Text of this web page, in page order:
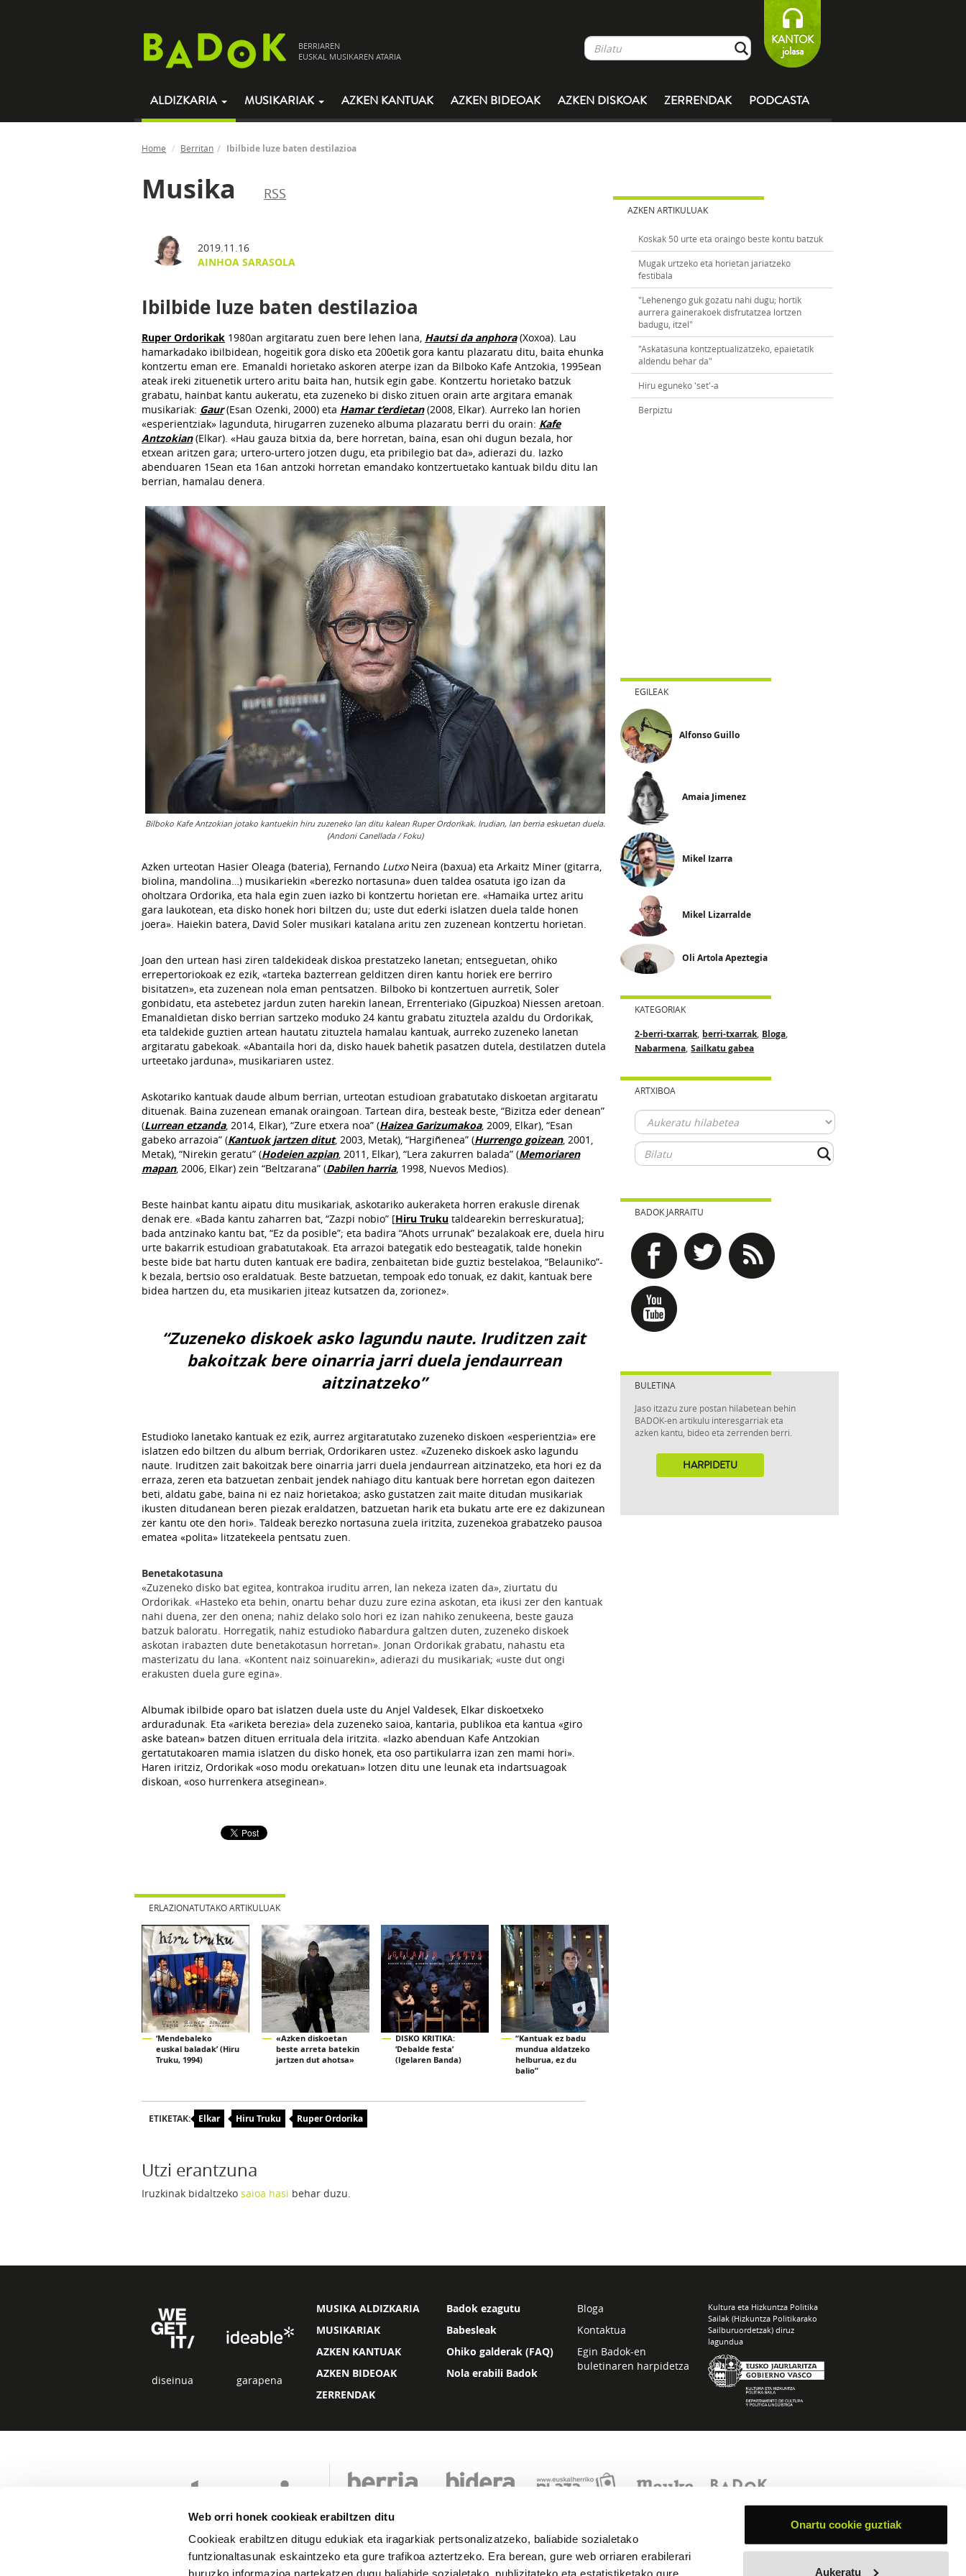
Web orri honek cookieak erabiltzen ditu
Cookieak erabiltzen ditugu edukiak eta iragarkiak pertsonalizatzeko, baliabide sozialetako
funtzionaltasunak eskaintzeko eta gure trafikoa aztertzeko. Era berean, gure web orriaren erabilerari
buruzko informazioa partekatzen dugu baliabide sozialetako, publizitateko eta estatistiketako gure
Onartu cookie guztiak
Aukeratu
BERRIAREN
EUSKAL MUSIKAREN ATARIA
KANTOK
jolasa
ALDIZKARIA MUSIKARIAK AZKEN KANTUAK AZKEN BIDEOAK AZKEN DISKOAK ZERRENDAK PODCASTA
Home Berritan Ibilbide luze baten destilazioa
Musika RSS
2019.11.16
AINHOA SARASOLA
Ibilbide luze baten destilazioa
Ruper Ordorikak 1980an argitaratu zuen bere lehen lana, Hautsi da anphora(Xoxoa). Lau
hamarkadako ibilbidean, hogeitik gora disko eta 200etik gora kantu plazaratu ditu, baita ehunka
kontzertu eman ere. Emanaldi horietako askoren aterpe izan da Bilboko Kafe Antzokia, 1995ean
ateak ireki zituenetik urtero aritu baita han, hutsik egin gabe. Kontzertu horietako batzuk
grabatu, hainbat kantu aukeratu, eta zuzeneko bi disko zituen orain arte argitara emanak
musikariak: Gaur(Esan Ozenki, 2000) eta Hamar t’erdietan(2008, Elkar). Aurreko lan horien
«esperientziak» lagunduta, hirugarren zuzeneko albuma plazaratu berri du orain: Kafe
Antzokian(Elkar). «Hau gauza bitxia da, bere horretan, baina, esan ohi dugun bezala, hor
etxean aritzen gara; urtero-urtero jotzen dugu, eta pribilegio bat da», adierazi du. Iazko
abenduaren 15ean eta 16an antzoki horretan emandako kontzertuetako kantuak bildu ditu lan
berrian, hamalau denera.
Bilboko Kafe Antzokian jotako kantuekin hiru zuzeneko lan ditu kalean Ruper Ordorikak. Irudian, lan berria eskuetan duela.
(Andoni Canellada / Foku)
Azken urteotan Hasier Oleaga (bateria), Fernando LutxoNeira (baxua) eta Arkaitz Miner (gitarra,
biolina, mandolina…) musikariekin «berezko nortasuna» duen taldea osatuta igo izan da
oholtzara Ordorika, eta hala egin zuen iazko bi kontzertu horietan ere. «Hamaika urtez aritu
gara laukotean, eta disko honek hori biltzen du; uste dut ederki islatzen duela talde honen
joera». Haiekin batera, David Soler musikari katalana aritu zen zuzenean kontzertu horietan.
Joan den urtean hasi ziren taldekideak diskoa prestatzeko lanetan; entseguetan, ohiko
errepertoriokoak ez ezik, «tarteka bazterrean gelditzen diren kantu horiek ere berriro
bisitatzen», eta zuzenean nola eman pentsatzen. Bilboko bi kontzertuen aurretik, Soler
gonbidatu, eta astebetez jardun zuten harekin lanean, Errenteriako (Gipuzkoa) Niessen aretoan.
Emanaldietan disko berrian sartzeko moduko 24 kantu grabatu zituztela azaldu du Ordorikak,
eta taldekide guztien artean hautatu zituztela hamalau kantuak, aurreko zuzeneko lanetan
argitaratu gabekoak. «Abantaila hori da, disko hauek bahetik pasatzen dutela, destilatzen dutela
urteetako jarduna», musikariaren ustez.
Askotariko kantuak daude album berrian, urteotan estudioan grabatutako diskoetan argitaratu
dituenak. Baina zuzenean emanak oraingoan. Tartean dira, besteak beste, “Bizitza eder denean”
(Lurrean etzanda, 2014, Elkar), “Zure etxera noa” (Haizea Garizumakoa, 2009, Elkar), “Esan
gabeko arrazoia” (Kantuok jartzen ditut, 2003, Metak), “Hargiñenea” (Hurrengo goizean, 2001,
Metak), “Nirekin geratu” (Hodeien azpian, 2011, Elkar), “Lera zakurren balada” (Memoriaren
mapan, 2006, Elkar) zein “Beltzarana” (Dabilen harria, 1998, Nuevos Medios).
Beste hainbat kantu aipatu ditu musikariak, askotariko aukeraketa horren erakusle direnak
denak ere. «Bada kantu zaharren bat, “Zazpi nobio” [Hiru Truku taldearekin berreskuratua];
bada antzinako kantu bat, “Ez da posible”; eta badira “Ahots urrunak” bezalakoak ere, duela hiru
urte bakarrik estudioan grabatutakoak. Eta arrazoi bategatik edo besteagatik, talde honekin
beste bide bat hartu duten kantuak ere badira, zenbaitetan bide guztiz bestelakoa, “Belauniko”-
k bezala, bertsio oso eraldatuak. Beste batzuetan, tempoak edo tonuak, ez dakit, kantuak bere
bidea hartzen du, eta musikarien jiteaz kutsatzen da, zorionez».
“Zuzeneko diskoek asko lagundu naute. Iruditzen zait
bakoitzak bere oinarria jarri duela jendaurrean
aitzinatzeko”
Estudioko lanetako kantuak ez ezik, aurrez argitaratutako zuzeneko diskoen «esperientzia» ere
islatzen edo biltzen du album berriak, Ordorikaren ustez. «Zuzeneko diskoek asko lagundu
naute. Iruditzen zait bakoitzak bere oinarria jarri duela jendaurrean aitzinatzeko, eta hori ez da
erraza, zeren eta batzuetan zenbait jendek nahiago ditu kantuak bere horretan egon daitezen
beti, aldatu gabe, baina ni ez naiz horietakoa; asko gustatzen zait maite ditudan musikariak
ikusten ditudanean beren piezak eraldatzen, batzuetan harik eta bukatu arte ere ez dakizunean
zer kantu ote den hori». Taldeak berezko nortasuna zuela iritzita, zuzenekoa grabatzeko pausoa
ematea «polita» litzatekeela pentsatu zuen.
Benetakotasuna
«Zuzeneko disko bat egitea, kontrakoa iruditu arren, lan nekeza izaten da», ziurtatu du
Ordorikak. «Hasteko eta behin, onartu behar duzu zure ezina askotan, eta ikusi zer den kantuak
nahi duena, zer den onena; nahiz delako solo hori ez izan nahiko zenukeena, beste gauza
batzuk baloratu. Horregatik, nahiz estudioko ñabardura galtzen duten, zuzeneko diskoek
askotan irabazten dute benetakotasun horretan». Jonan Ordorikak grabatu, nahastu eta
masterizatu du lana. «Kontent naiz soinuarekin», adierazi du musikariak; «uste dut ongi
erakusten duela gure egina».
Albumak ibilbide oparo bat islatzen duela uste du Anjel Valdesek, Elkar diskoetxeko
arduradunak. Eta «ariketa berezia» dela zuzeneko saioa, kantaria, publikoa eta kantua «giro
aske batean» batzen dituen errituala dela iritzita. «Iazko abenduan Kafe Antzokian
gertatutakoaren mamia islatzen du disko honek, eta oso partikularra izan zen mami hori».
Haren iritziz, Ordorikak «oso modu orekatuan» lotzen ditu une leunak eta indartsuagoak
diskoan, «oso hurrenkera atseginean».
ERLAZIONATUTAKO ARTIKULUAK
‘Mendebaleko
euskal baladak’ (Hiru
Truku, 1994)
«Azken diskoetan
beste arreta batekin
jartzen dut ahotsa»
DISKO KRITIKA:
‘Debalde festa’
(Igelaren Banda)
“Kantuak ez badu
mundua aldatzeko
helburua, ez du
balio”
ETIKETAK: Elkar Hiru Truku Ruper Ordorika
Utzi erantzuna
Iruzkinak bidaltzeko saioa hasi behar duzu.
AZKEN ARTIKULUAK
Koskak 50 urte eta oraingo beste kontu batzuk
Mugak urtzeko eta horietan jariatzeko
festibala
"Lehenengo guk gozatu nahi dugu; hortik
aurrera gainerakoek disfrutatzea lortzen
badugu, itzel"
"Askatasuna kontzeptualizatzeko, epaietatik
aldendu behar da"
Hiru eguneko 'set'-a
Berpiztu
EGILEAK
Alfonso Guillo
Amaia Jimenez
Mikel Izarra
Mikel Lizarralde
Oli Artola Apeztegia
KATEGORIAK
2-berri-txarrak, berri-txarrak, Bloga,
Nabarmena,Sailkatu gabea
ARTXIBOA
BADOK JARRAITU
BULETINA
Jaso itzazu zure postan hilabetean behin
BADOK-en artikulu interesgarriak eta
azken kantu, bideo eta zerrenden berri.
HARPIDETU
diseinua garapena
MUSIKA ALDIZKARIA
MUSIKARIAK
AZKEN KANTUAK
AZKEN BIDEOAK
ZERRENDAK
Badok ezagutu
Babesleak
Ohiko galderak (FAQ)
Nola erabili Badok
Bloga
Kontaktua
Egin Badok-en
buletinaren harpidetza
Kultura eta Hizkuntza Politika
Sailak (Hizkuntza Politikarako
Sailburuordetzak) diruz
lagundua